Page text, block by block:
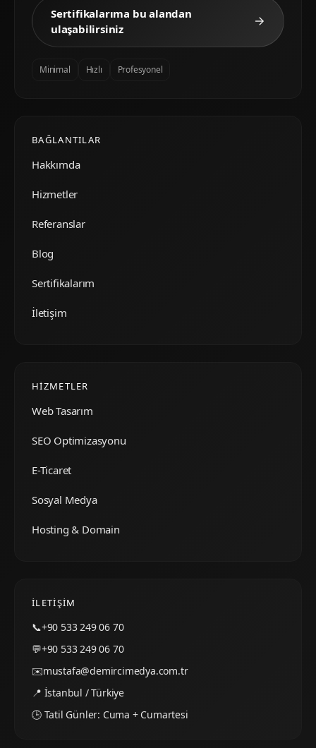
Sertifikalarıma bu alandan
ulaşabilirsiniz
Minimal Hızlı Profesyonel
BAĞLANTILAR
Hakkımda
Hizmetler
Referanslar
Blog
Sertifikalarım
İletişim
HIZMETLER
Web Tasarım
SEO Optimizasyonu
E-Ticaret
Sosyal Medya
Hosting & Domain
İLETIŞIM
📞+90 533 249 06 70
💬+90 533 249 06 70
✉️mustafa@demircimedya.com.tr
📍 İstanbul / Türkiye
🕒 Tatil Günler: Cuma + Cumartesi